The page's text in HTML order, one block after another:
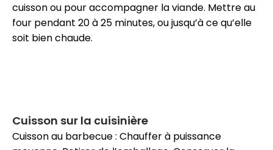
cuisson ou pour accompagner la viande. Mettre au
four pendant 20 à 25 minutes, ou jusqu’à ce qu’elle
soit bien chaude.
Cuisson sur la cuisinière
Cuisson au barbecue : Chauffer à puissance